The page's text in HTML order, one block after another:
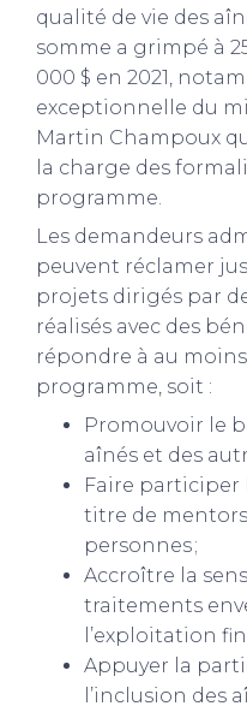
qualité de vie des
somme a grimpé à
000 $ en 2021,
exceptionnelle du
Martin Champoux
la charge des
programme.
Les demandeurs
peuvent réclamer
projets dirigés par
réalisés avec des
répondre à au
programme, soit :
Promouvoir le
aînés et des
Faire participer
titre de mentors
personnes ;
Accroître la
traitements
l’exploitation
Appuyer la
l’inclusion des